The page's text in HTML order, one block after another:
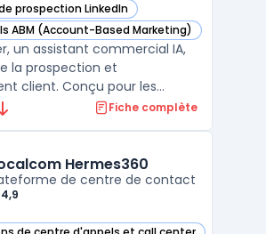
prospection LinkedIn
dans cette catégorie
ABM (Account-Based Marketing)
dans cette catégorie
un assistant commercial IA,
la prospection et
client. Conçu pour les
ce logiciel utilise
les utilisateurs peuvent créer
de vente pers ...
Fiche complète
Hermes360
de centre de contact
4,9